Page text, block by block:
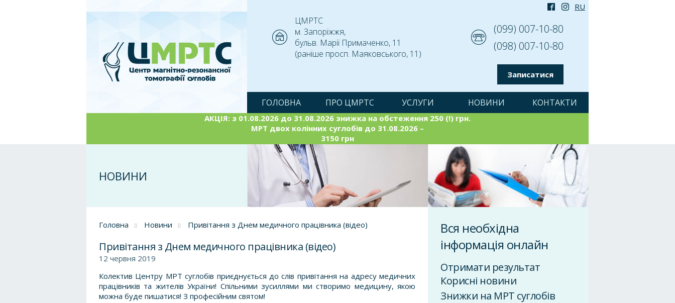
ЦМРТС
м. Запоріжжя,
бульв. Марії Примаченко, 11
(раніше просп. Маяковського, 11)
(099) 007-10-80
(098) 007-10-80
Записатися
ГОЛОВНА ПРО ЦМРТС УСЛУГИ НОВИНИ КОНТАКТИ
АКЦІЯ: з 01.08.2026 до 31.08.2026 знижка на обстеження 250 (!) грн.
МРТ двох колінних суглобів до 31.08.2026 –
3150 грн
НОВИНИ
Головна Новини Привітання з Днем медичного працівника (відео)
Привітання з Днем медичного працівника (відео)
12 червня 2019
Колектив Центру МРТ суглобів приєднується до слів привітання на адресу медичних
працівників та жителів України! Спільними зусиллями ми створимо медицину, якою
можна буде пишатися! З професійним святом!
Вся необхідна
інформація онлайн
Отримати результат
Корисні новини
Знижки на МРТ суглобів